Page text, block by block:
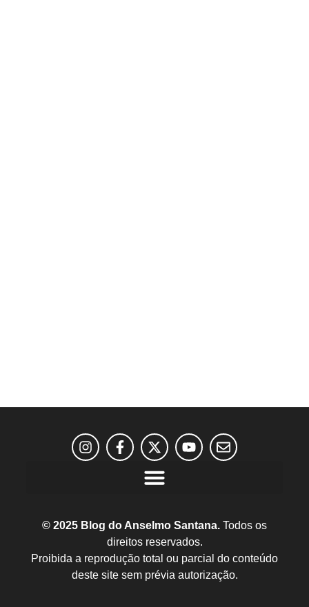
© 2025 Blog do Anselmo Santana. Todos os
direitos reservados.
Proibida a reprodução total ou parcial do conteúdo
deste site sem prévia autorização.